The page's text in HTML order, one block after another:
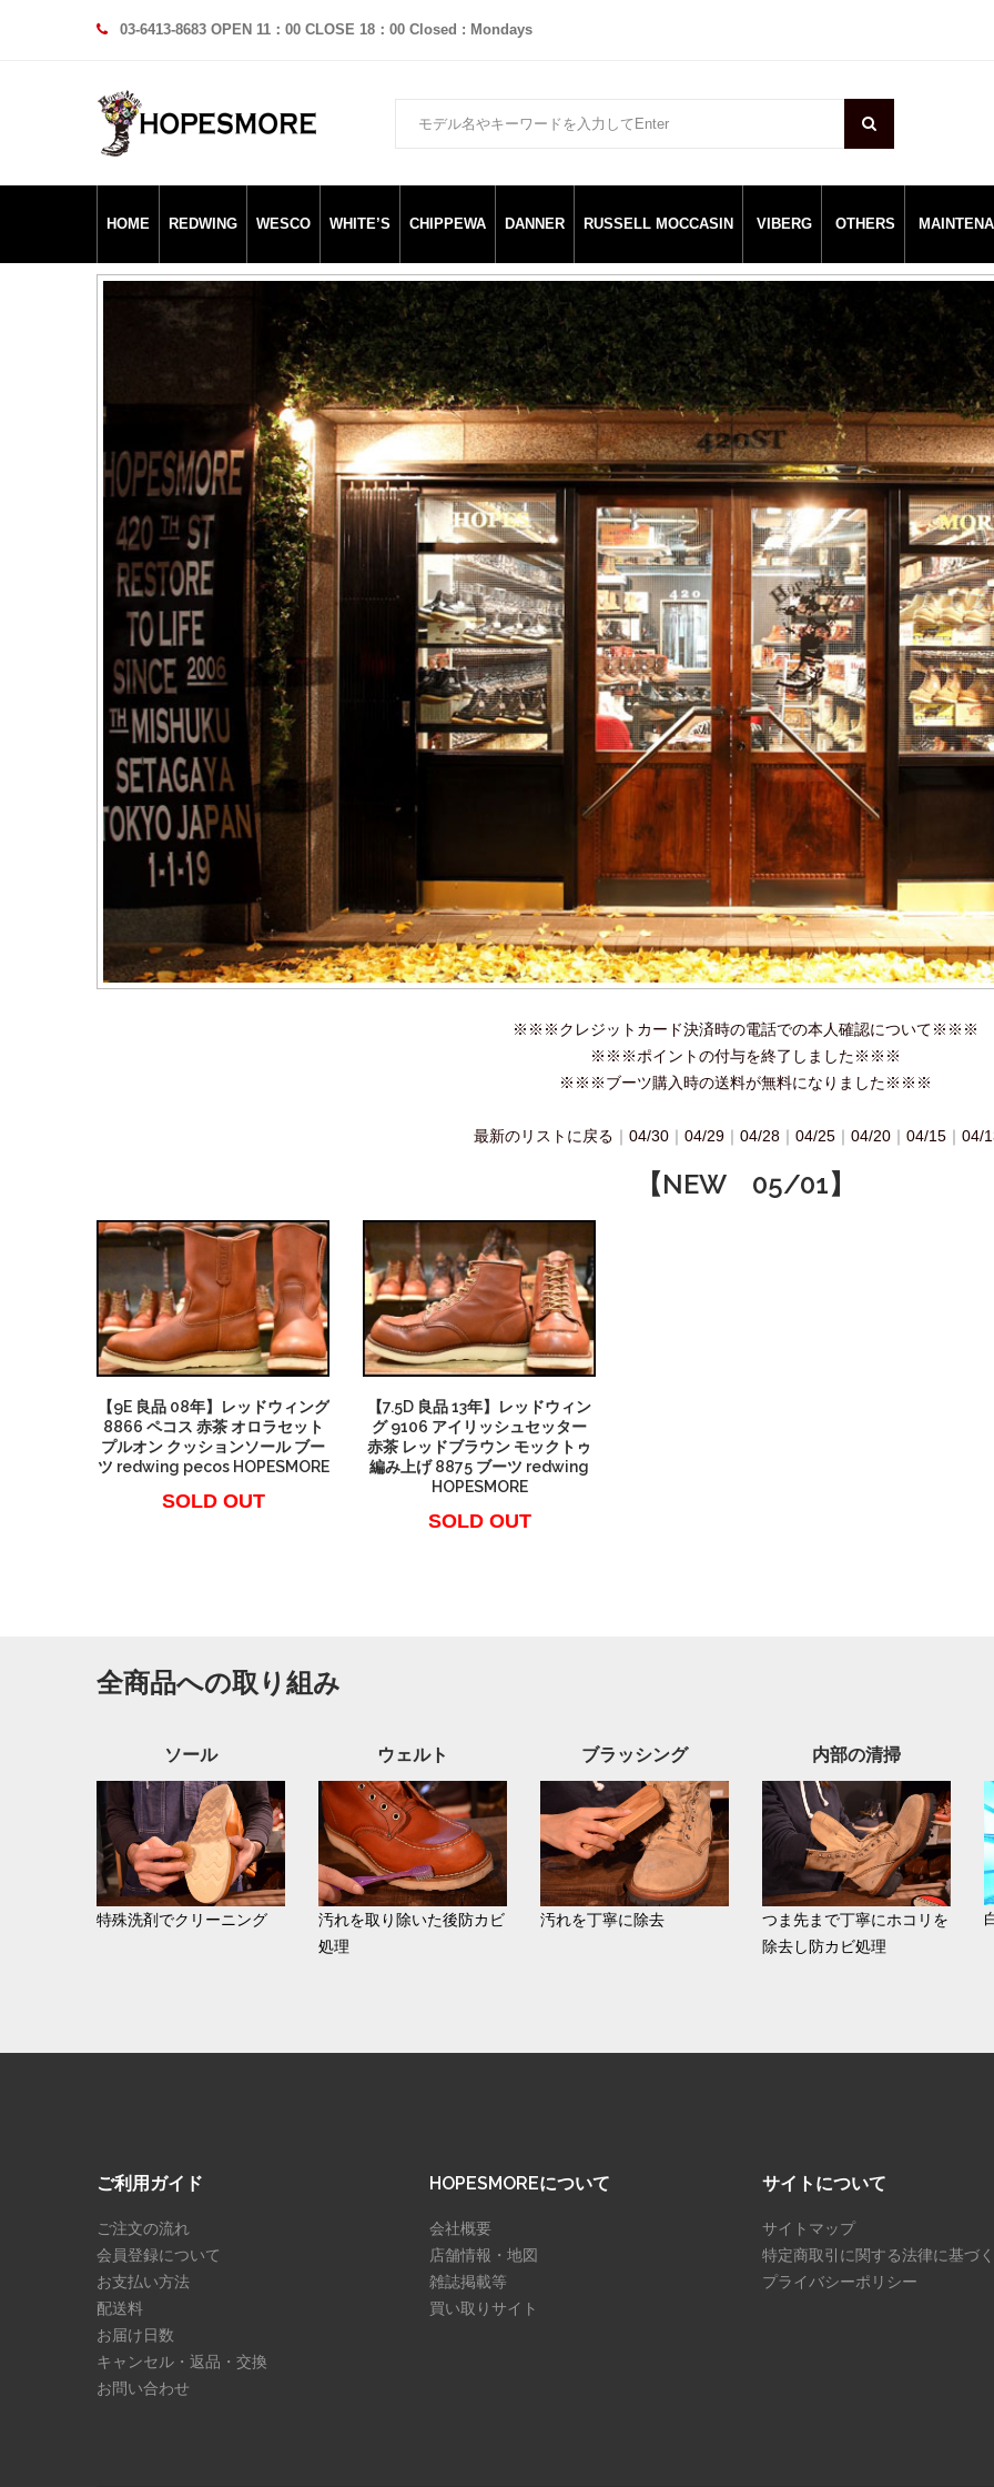
03-6413-8683 OPEN 11：00 CLOSE 18：00 Closed : Mondays
HOME REDWING WESCO WHITE’S CHIPPEWA DANNER RUSSELL MOCCASIN VIBERG OTHERS
※※※クレジットカード決済時の電話での本人確認について※※※
※※※ポイントの付与を終了しました※※※
※※※ブーツ購入時の送料が無料になりました※※※
最新のリストに戻る ｜ 04/30 ｜ 04/29 ｜ 04/28 ｜ 04/25 ｜ 04/20 ｜ 04/15 ｜ 04/
【NEW 05/01】
【9E 良品 08年】レッドウィング
8866 ペコス 赤茶 オロラセット
プルオン クッションソール ブー
ツ redwing pecos HOPESMORE
SOLD OUT
【7.5D 良品 13年】レッドウィン
グ 9106 アイリッシュセッター
赤茶 レッドブラウン モックトゥ
編み上げ 8875 ブーツ redwing
HOPESMORE
SOLD OUT
全商品への取り組み
ソール
特殊洗剤でクリーニング
ウェルト
汚れを取り除いた後防カビ
処理
ブラッシング
汚れを丁寧に除去
内部の清掃
つま先まで丁寧にホコリを
除去し防カビ処理
ご利用ガイド
ご注文の流れ
会員登録について
お支払い方法
配送料
お届け日数
キャンセル・返品・交換
お問い合わせ
HOPESMOREについて
会社概要
店舗情報・地図
雑誌掲載等
買い取りサイト
サイトについて
サイトマップ
特定商取引に関する法律に基づ
プライバシーポリシー